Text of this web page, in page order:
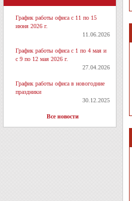
График работы офиса с 11 по 15
июня 2026 г.
11.06.2026
График работы офиса с 1 по 4 мая и
с 9 по 12 мая 2026 г.
27.04.2026
График работы офиса в новогодние
праздники
30.12.2025
Все новости